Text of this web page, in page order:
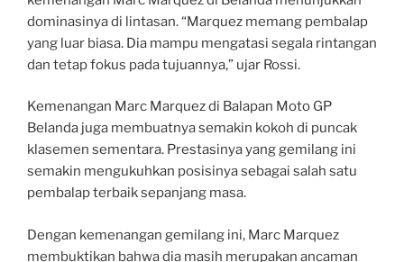
dominasinya di lintasan. “Marquez memang pembalap
yang luar biasa. Dia mampu mengatasi segala rintangan
dan tetap fokus pada tujuannya,” ujar Rossi.
Kemenangan Marc Marquez di Balapan Moto GP
Belanda juga membuatnya semakin kokoh di puncak
klasemen sementara. Prestasinya yang gemilang ini
semakin mengukuhkan posisinya sebagai salah satu
pembalap terbaik sepanjang masa.
Dengan kemenangan gemilang ini, Marc Marquez
membuktikan bahwa dia masih merupakan ancaman